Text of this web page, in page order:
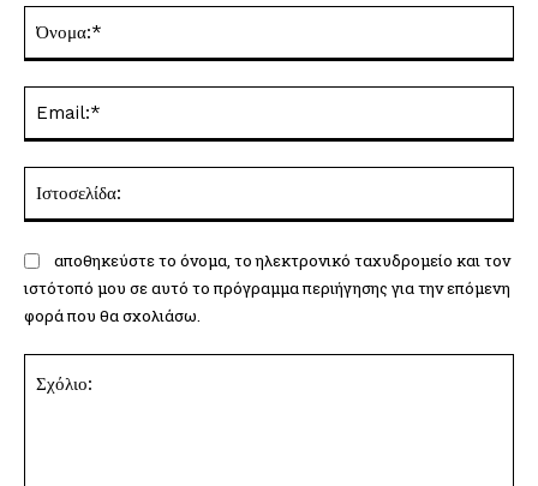
αποθηκεύστε το όνομα, το ηλεκτρονικό ταχυδρομείο και τον
ιστότοπό μου σε αυτό το πρόγραμμα περιήγησης για την επόμενη
φορά που θα σχολιάσω.